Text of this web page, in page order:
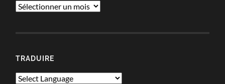
Archives
TRADUIRE